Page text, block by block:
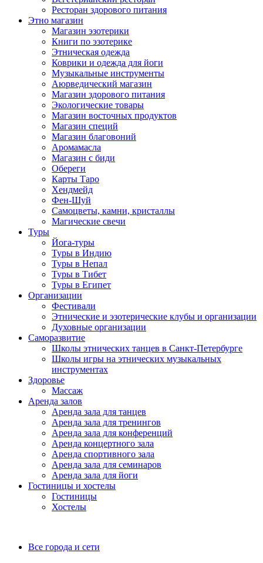
Ресторан здорового питания
Этно магазин
Магазин эзотерики
Книги по эзотерике
Этническая одежда
Коврики и одежда для йоги
Музыкальные инструменты
Аюрведический магазин
Магазин здорового питания
Экологические товары
Магазин восточных продуктов
Магазин специй
Магазин благовоний
Аромамасла
Магазин с биди
Обереги
Карты Таро
Хендмейд
Фен-Шуй
Самоцветы, камни, кристаллы
Магические свечи
Туры
Йога-туры
Туры в Индию
Туры в Непал
Туры в Тибет
Туры в Египет
Организации
Фестивали
Этнические и эзотерические клубы и организации
Духовные организации
Саморазвитие
Школы этнических танцев в Санкт-Петербурге
Школы игры на этнических музыкальных
инструментах
Здоровье
Массаж
Аренда залов
Аренда зала для танцев
Аренда зала для тренингов
Аренда зала для конференций
Аренда концертного зала
Аренда спортивного зала
Аренда зала для семинаров
Аренда зала для йоги
Гостиницы и хостелы
Гостиницы
Хостелы
Все города и сети